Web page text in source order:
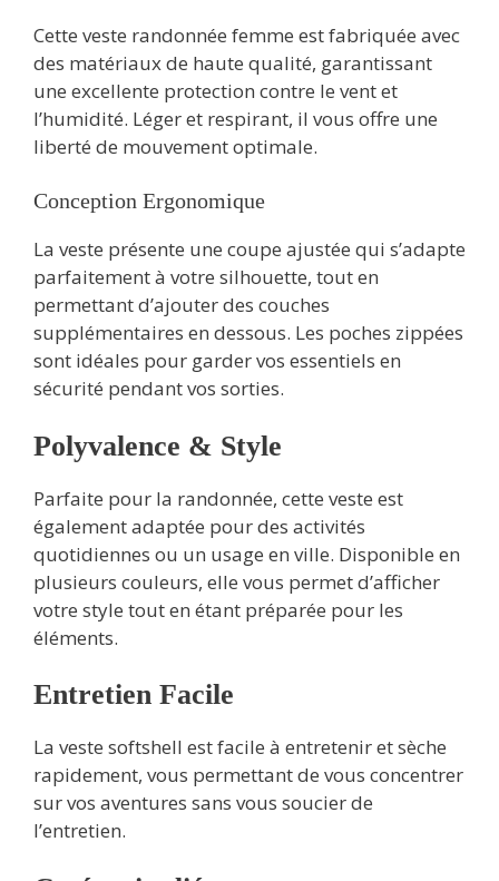
Cette veste randonnée femme est fabriquée avec
des matériaux de haute qualité, garantissant
une excellente protection contre le vent et
l’humidité. Léger et respirant, il vous offre une
liberté de mouvement optimale.
Conception Ergonomique
La veste présente une coupe ajustée qui s’adapte
parfaitement à votre silhouette, tout en
permettant d’ajouter des couches
supplémentaires en dessous. Les poches zippées
sont idéales pour garder vos essentiels en
sécurité pendant vos sorties.
Polyvalence & Style
Parfaite pour la randonnée, cette veste est
également adaptée pour des activités
quotidiennes ou un usage en ville. Disponible en
plusieurs couleurs, elle vous permet d’afficher
votre style tout en étant préparée pour les
éléments.
Entretien Facile
La veste softshell est facile à entretenir et sèche
rapidement, vous permettant de vous concentrer
sur vos aventures sans vous soucier de
l’entretien.